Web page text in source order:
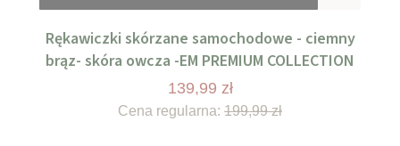
Rękawiczki skórzane samochodowe - ciemny
brąz- skóra owcza -EM PREMIUM COLLECTION
139,99 zł
Cena regularna: 199,99 zł